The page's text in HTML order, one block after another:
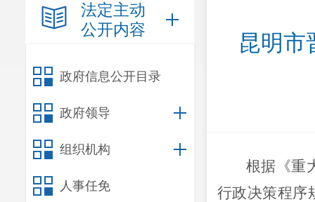
法定主动
公开内容
政府信息公开目录
政府领导
组织机构
人事任免
昆明市
根据《重
行政决策程序